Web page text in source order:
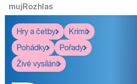
mujRozhlas
Hry a četby
Krimi
Pohádky
Pořady
Živé vysílání